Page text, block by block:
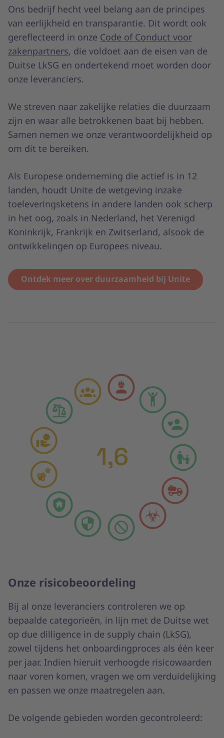
Ons bedrijf hecht veel belang aan de principes
van eerlijkheid en transparantie. Dit wordt ook
gereflecteerd in onze Code of Conduct voor
zakenpartners, die voldoet aan de eisen van de
Duitse LkSG en ondertekend moet worden door
onze leveranciers.
We streven naar zakelijke relaties die duurzaam
zijn en waar alle betrokkenen baat bij hebben.
Samen nemen we onze verantwoordelijkheid op
om dit te bereiken.
Als Europese onderneming die actief is in 12
landen, houdt Unite de wetgeving inzake
toeleveringsketens in andere landen ook scherp
in het oog, zoals in Nederland, het Verenigd
Koninkrijk, Frankrijk en Zwitserland, alsook de
ontwikkelingen op Europees niveau.
Ontdek meer over duurzaamheid bij Unite
Onze risicobeoordeling
Bij al onze leveranciers controleren we op
bepaalde categorieën, in lijn met de Duitse wet
op due dilligence in de supply chain (LkSG),
zowel tijdens het onboardingproces als één keer
per jaar. Indien hieruit verhoogde risicowaarden
naar voren komen, vragen we om verduidelijking
en passen we onze maatregelen aan.
De volgende gebieden worden gecontroleerd: